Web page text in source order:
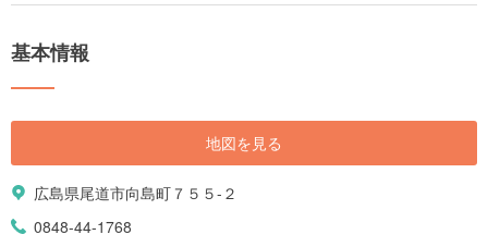
基本情報
地図を見る
広島県尾道市向島町７５５-２
0848-44-1768